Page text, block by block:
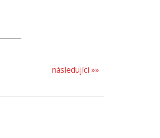
následující »»